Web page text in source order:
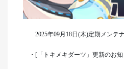
2025年09月18日(木)定期メンテナ
・[「トキメキダーツ」更新のお